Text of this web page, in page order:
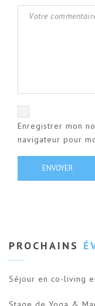
Enregistrer mon
navigateur pour
PROCHAINS
Séjour en co-living